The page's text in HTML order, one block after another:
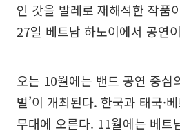
인 갓을 발레로 재해석한 작품
27일 베트남 하노이에서 공연
오는 10월에는 밴드 공연 중심
벌’이 개최된다. 한국과 태국·
무대에 오른다. 11월에는 베트